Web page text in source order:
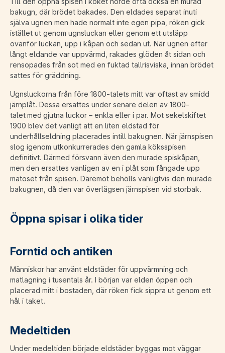
bakugn, där brödet bakades. Den eldades separat inuti
själva ugnen men hade normalt inte egen pipa, röken gick
istället ut genom ugnsluckan eller genom ett utsläpp
ovanför luckan, upp i kåpan och sedan ut. När ugnen efter
långt eldande var uppvärmd, rakades glöden åt sidan och
rensopades från sot med en fuktad tallrisviska, innan brödet
sattes för gräddning.
Ugnsluckorna från före 1800-talets mitt var oftast av smidd
järnplåt. Dessa ersattes under senare delen av 1800-
talet med gjutna luckor – enkla eller i par. Mot sekelskiftet
1900 blev det vanligt att en liten eldstad för
underhållseldning placerades intill bakugnen. När järnspisen
slog igenom utkonkurrerades den gamla köksspisen
definitivt. Därmed försvann även den murade spiskåpan,
men den ersattes vanligen av en i plåt som fångade upp
matoset från spisen. Däremot behölls vanligtvis den murade
bakugnen, då den var överlägsen järnspisen vid storbak.
Öppna spisar i olika tider
Forntid och antiken
Människor har använt eldstäder för uppvärmning och
matlagning i tusentals år. I början var elden öppen och
placerad mitt i bostaden, där röken fick sippra ut genom ett
hål i taket.
Medeltiden
Under medeltiden började eldstäder byggas mot väggar